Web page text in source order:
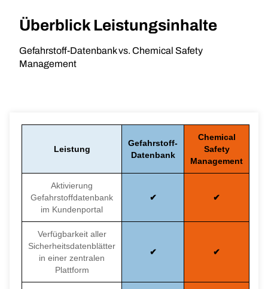
Überblick Leistungsinhalte
Gefahrstoff-Datenbank vs. Chemical Safety
Management
Leistung
Gefahrstoff-
Datenbank
Chemical
Safety
Management
Aktivierung
Gefahrstoffdatenbank
im Kundenportal
Verfügbarkeit aller
Sicherheitsdatenblätter
in einer zentralen
Plattform